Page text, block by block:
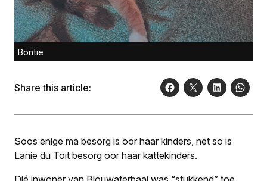
Bontie
Share this article:
Soos enige ma besorg is oor haar kinders, net so is
Lanie du Toit besorg oor haar kattekinders.